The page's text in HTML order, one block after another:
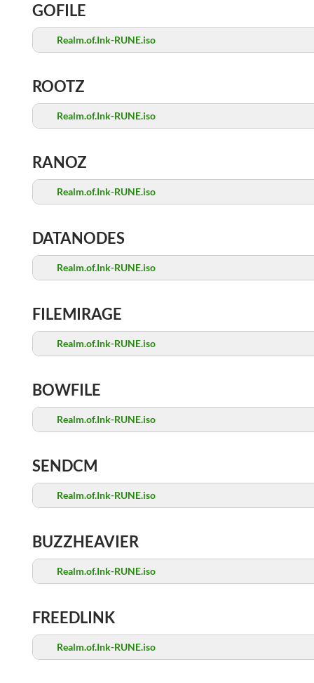
GOFILE
Realm.of.Ink-RUNE.iso
ROOTZ
Realm.of.Ink-RUNE.iso
RANOZ
Realm.of.Ink-RUNE.iso
DATANODES
Realm.of.Ink-RUNE.iso
FILEMIRAGE
Realm.of.Ink-RUNE.iso
BOWFILE
Realm.of.Ink-RUNE.iso
SENDCM
Realm.of.Ink-RUNE.iso
BUZZHEAVIER
Realm.of.Ink-RUNE.iso
FREEDLINK
Realm.of.Ink-RUNE.iso